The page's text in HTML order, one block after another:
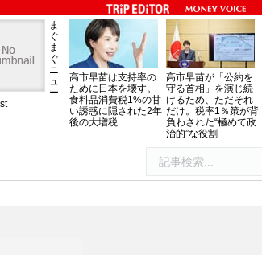
ま
ぐ
ま
ぐ
ニ
ュ
ー
高市早苗は支持率の
ために日本を壊す。
食料品消費税1%の甘
い誘惑に隠された2年
後の大増税
高市早苗が「公約を
守る首相」を演じ続
けるため、ただそれ
だけ。税率1％策が背
負わされた“極めて政
治的”な役割